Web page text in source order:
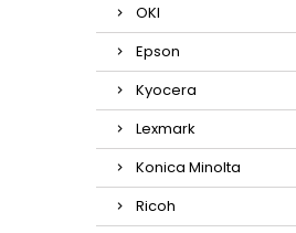
OKI
Epson
Kyocera
Lexmark
Konica Minolta
Ricoh